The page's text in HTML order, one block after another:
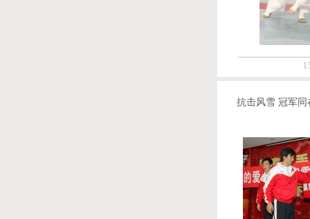
抗击风雪 冠军同